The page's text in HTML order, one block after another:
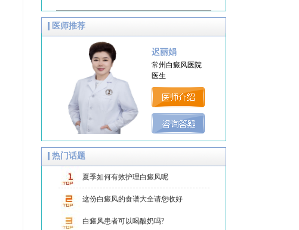
医师推荐
迟丽娟
常州白癜风医院
医生
热门话题
夏季如何有效护理白癜风呢
这份白癜风的食谱大全请您收好
白癜风患者可以喝酸奶吗?